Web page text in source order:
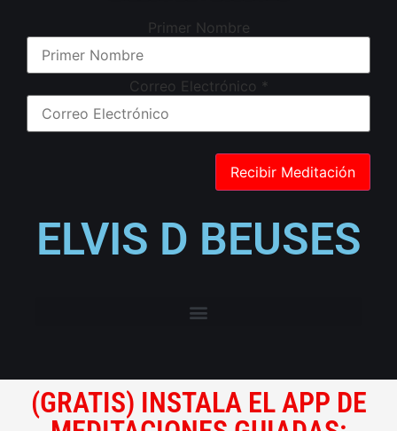
Primer Nombre
Correo Electrónico *
ELVIS D BEUSES
(GRATIS) INSTALA EL APP DE